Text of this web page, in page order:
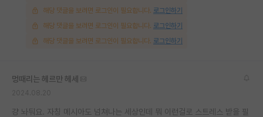
해당 댓글을 보려면 로그인이 필요합니다. 로그인하기
해당 댓글을 보려면 로그인이 필요합니다. 로그인하기
해당 댓글을 보려면 로그인이 필요합니다. 로그인하기
멍때리는 헤르만 헤세
걍 놔둬요. 자칭 메시아도 넘쳐나는 세상인데 뭐 이런걸로 스트레스 받을 필